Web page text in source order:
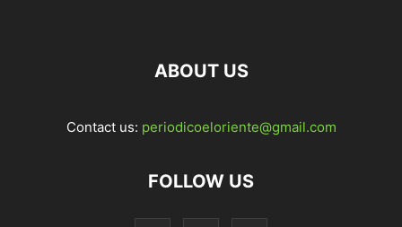
ABOUT US
Contact us: periodicoeloriente@gmail.com
FOLLOW US